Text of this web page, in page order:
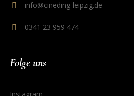
info@cineding-leipzig.de
0341 23 959 474
Folge uns
Instagram